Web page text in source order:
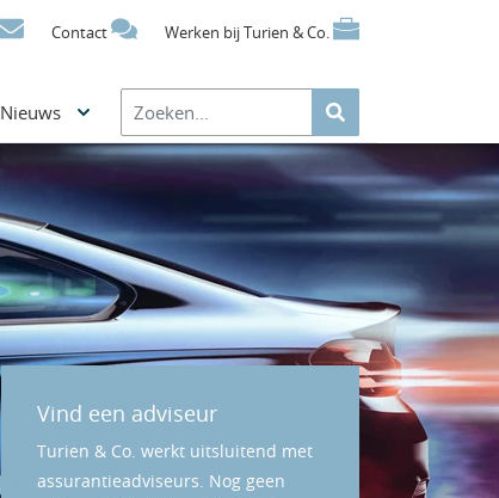
Nieuws
Contact Werken bij Turien & Co.
Vind een adviseur
Turien & Co. werkt uitsluitend met
assurantieadviseurs. Nog geen